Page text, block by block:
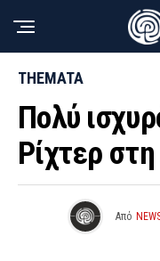
THEMATA
Πολύ
Ρίχτερ
Από